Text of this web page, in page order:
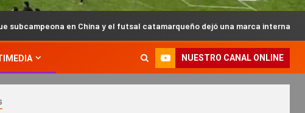
China y el futsal catamarqueño dejó una marca internacional
NUESTRO CANAL ONLINE